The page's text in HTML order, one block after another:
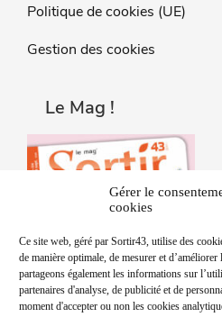
Gérer le
cookies
Ce site web, géré par Sortir43, utilise des
de manière optimale, de mesurer et
partageons également les informations sur
partenaires d'analyse, de publicité et de
moment d'accepter ou non les cookies
Politique de cookies (UE)
Gestion des cookies
Le Mag !